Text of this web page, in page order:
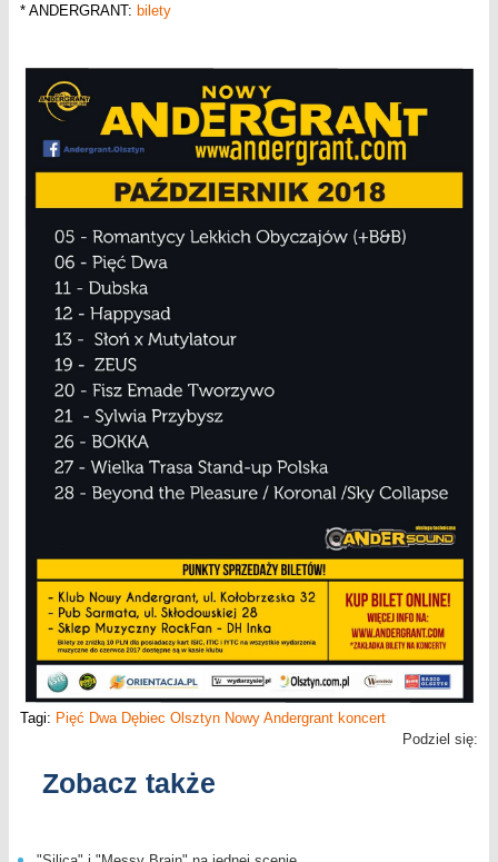
* ANDERGRANT: bilety
Tagi: Pięć Dwa Dębiec Olsztyn Nowy Andergrant koncert
Podziel się:
Zobacz także